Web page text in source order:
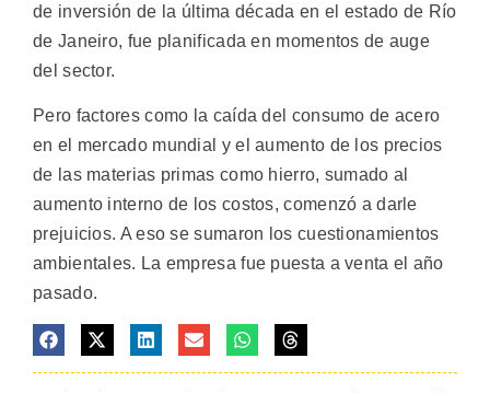
de inversión de la última década en el estado de Río
de Janeiro, fue planificada en momentos de auge
del sector.
Pero factores como la caída del consumo de acero
en el mercado mundial y el aumento de los precios
de las materias primas como hierro, sumado al
aumento interno de los costos, comenzó a darle
prejuicios. A eso se sumaron los cuestionamientos
ambientales. La empresa fue puesta a venta el año
pasado.